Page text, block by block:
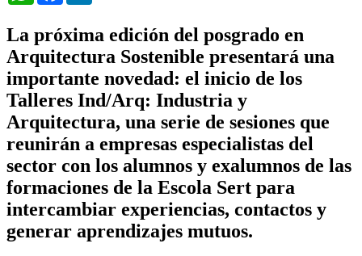
La próxima edición del posgrado en
Arquitectura Sostenible presentará una
importante novedad: el inicio de los
Talleres Ind/Arq: Industria y
Arquitectura, una serie de sesiones que
reunirán a empresas especialistas del
sector con los alumnos y exalumnos de las
formaciones de la Escola Sert para
intercambiar experiencias, contactos y
generar aprendizajes mutuos.